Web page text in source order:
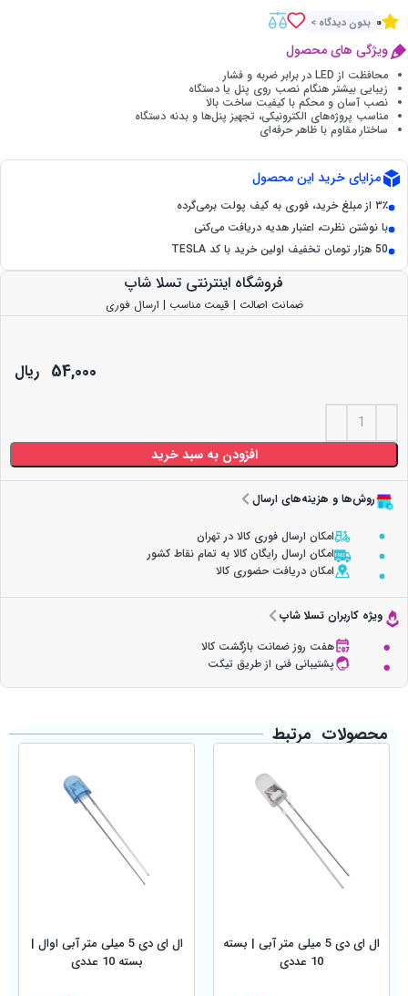
0 بدون دیدگاه >
ویژگی های محصول
محافظت از LED در برابر ضربه و فشار
زیبایی بیشتر هنگام نصب روی پنل یا دستگاه
نصب آسان و محکم با کیفیت ساخت بالا
مناسب پروژه‌های الکترونیکی، تجهیز پنل‌ها و بدنه دستگاه
ساختار مقاوم با ظاهر حرفه‌ای
مزایای خرید این محصول
۳٪ از مبلغ خرید، فوری به کیف پولت برمی‌گرده
با نوشتن نظرت، اعتبار هدیه دریافت می‌کنی
50 هزار تومان تخفیف اولین خرید با کد TESLA
فروشگاه اینترنتی تسلا شاپ
ضمانت اصالت | قیمت مناسب | ارسال فوری
54,000 ریال
افزودن به سبد خرید
روش‌ها و هزینه‌های ارسال
امکان ارسال فوری کالا در تهران
امکان ارسال رایگان کالا به تمام نقاط کشور
امکان دریافت حضوری کالا
ویژه کاربران تسلا شاپ
هفت روز ضمانت بازگشت کالا
پشتیبانی فنی از طریق تیکت
محصولات مرتبط
ال ای دی 5 میلی متر آبی | بسته
10 عددی
ال ای دی 5 میلی متر آبی اوال |
بسته 10 عددی